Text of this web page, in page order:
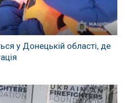
у Донецькій області, де